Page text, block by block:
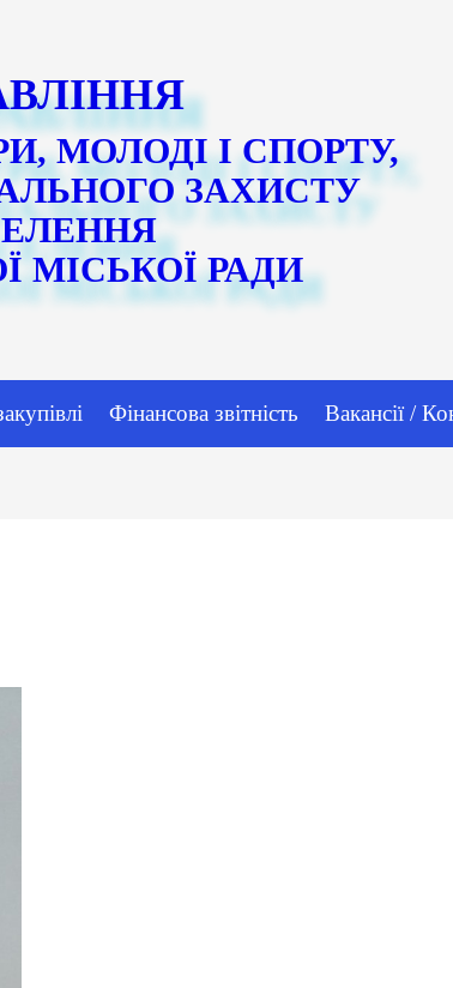
МОЛОДІ І СПОРТУ,
ЗАХИСТУ
МІСЬКОЇ РАДИ
Фінансова звітність Вакансії /